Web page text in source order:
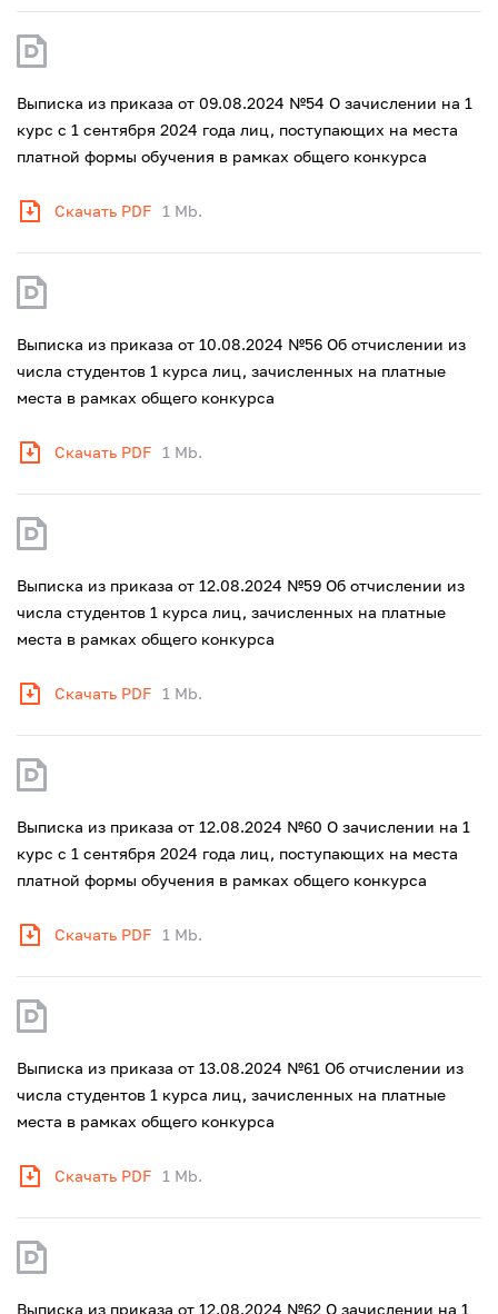
Выписка из приказа от 09.08.2024 №54 О зачислении на 1
курс с 1 сентября 2024 года лиц, поступающих на места
платной формы обучения в рамках общего конкурса
Скачать PDF 1 Mb.
Выписка из приказа от 10.08.2024 №56 Об отчислении из
числа студентов 1 курса лиц, зачисленных на платные
места в рамках общего конкурса
Скачать PDF 1 Mb.
Выписка из приказа от 12.08.2024 №59 Об отчислении из
числа студентов 1 курса лиц, зачисленных на платные
места в рамках общего конкурса
Скачать PDF 1 Mb.
Выписка из приказа от 12.08.2024 №60 О зачислении на 1
курс с 1 сентября 2024 года лиц, поступающих на места
платной формы обучения в рамках общего конкурса
Скачать PDF 1 Mb.
Выписка из приказа от 13.08.2024 №61 Об отчислении из
числа студентов 1 курса лиц, зачисленных на платные
места в рамках общего конкурса
Скачать PDF 1 Mb.
Выписка из приказа от 12.08.2024 №62 О зачислении на 1